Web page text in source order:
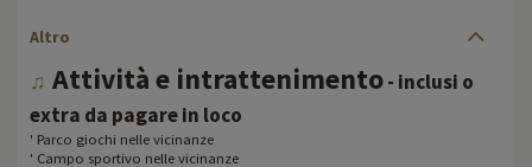
Altro
♫ Attività e intrattenimento- inclusi o
extra da pagare in loco
' Parco giochi nelle vicinanze
' Campo sportivo nelle vicinanze